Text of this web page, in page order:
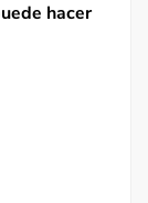
hacer